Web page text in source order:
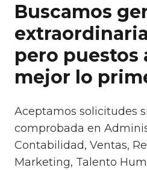
Buscamos
pero puestos
mejor lo
Aceptamos solicitudes
comprobada en
Contabilidad, Ventas,
Marketing, Talento